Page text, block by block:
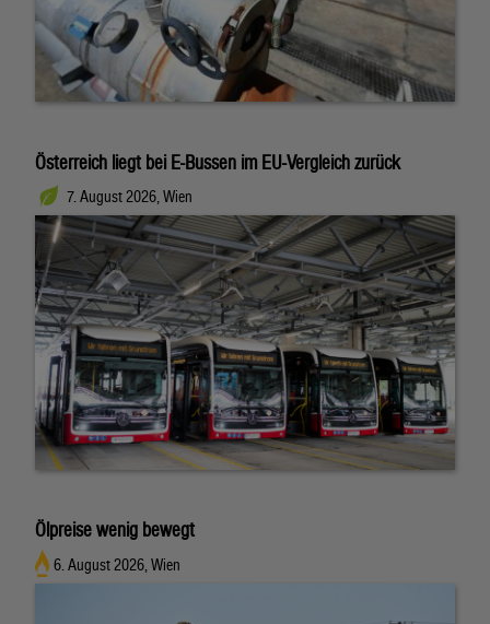
Österreich liegt bei E-Bussen im EU-Vergleich zurück
7. August 2026, Wien
Ölpreise wenig bewegt
6. August 2026, Wien